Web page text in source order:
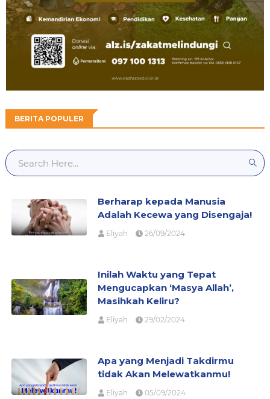
BERITA POPULER
Berharap kepada Manusia
Adalah Kecewa yang Disengaja!
Eliyah 26/09/2024
Inilah Waktu yang Tepat
Mengucapkan ‘Masya Allah’,
Masihkah Keliru?
Eliyah 29/02/2024
Apa yang Menjadi Takdirmu
tidak Akan Melewatkanmu!
Eliyah 05/09/2024